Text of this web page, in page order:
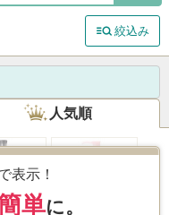
表示！
単に。
絞込み
人気順